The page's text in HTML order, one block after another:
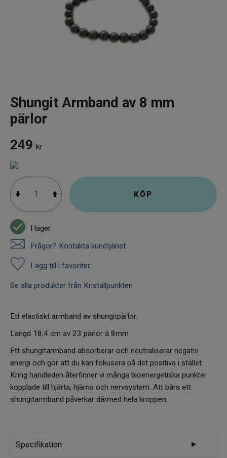
Vattenrening & Övrigt
Shungit Armband av 8 mm
pärlor
249 kr
KÖP
I lager
Frågor? Kontakta kundtjänst
Lägg till i favoriter
Se alla produkter från Kristallpunkten
Ett elastiskt armband av shungitpärlor.
Längd 18,4 cm av 23 pärlor á 8mm
Ett shungitarmband absorberar och neutraliserar negativ
energi och gör att du kan fokusera på det positiva i stället.
Kring handleden återfinner vi många bioenergetiska punkter
kopplade till hjärta, hjärna och nervsystem. Att bära ett
shungitarmband påverkar därmed hela kroppen.
Specifikation